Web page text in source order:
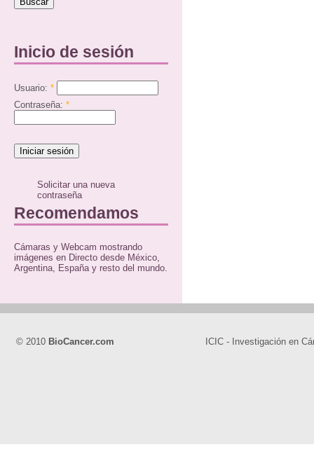
Inicio de sesión
Usuario: *
Contraseña: *
Solicitar una nueva
contraseña
Recomendamos
Cámaras y Webcam mostrando
imágenes en Directo desde México,
Argentina, España y resto del mundo.
© 2010 BioCancer.com ICIC - Investigación en